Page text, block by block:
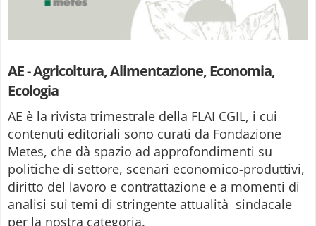
AE - Agricoltura, Alimentazione, Economia,
Ecologia
AE è la rivista trimestrale della FLAI CGIL, i cui
contenuti editoriali sono curati da Fondazione
Metes, che dà spazio ad approfondimenti su
politiche di settore, scenari economico-produttivi,
diritto del lavoro e contrattazione e a momenti di
analisi sui temi di stringente attualità sindacale
per la nostra categoria.